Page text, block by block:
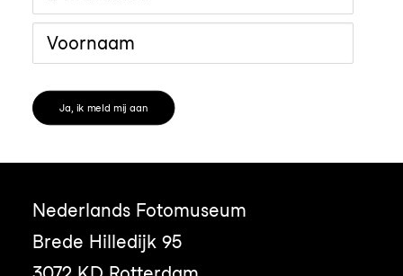
Ja, ik meld mij aan
Nederlands Fotomuseum
Brede Hilledijk 95